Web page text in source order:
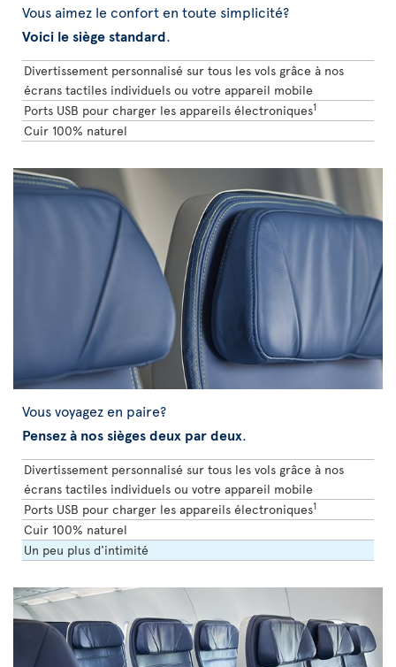
Vous aimez le confort en toute simplicité?
Voici le siège standard.
Divertissement personnalisé sur tous les vols grâce à nos
écrans tactiles individuels ou votre appareil mobile
Ports USB pour charger les appareils électroniques1
Cuir 100% naturel
Vous voyagez en paire?
Pensez à nos sièges deux par deux.
Divertissement personnalisé sur tous les vols grâce à nos
écrans tactiles individuels ou votre appareil mobile
Ports USB pour charger les appareils électroniques1
Cuir 100% naturel
Un peu plus d'intimité